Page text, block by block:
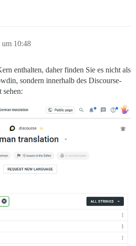
um 10:48
enthalten, daher finden Sie es nicht als
sondern innerhalb des Discourse-
sehen: